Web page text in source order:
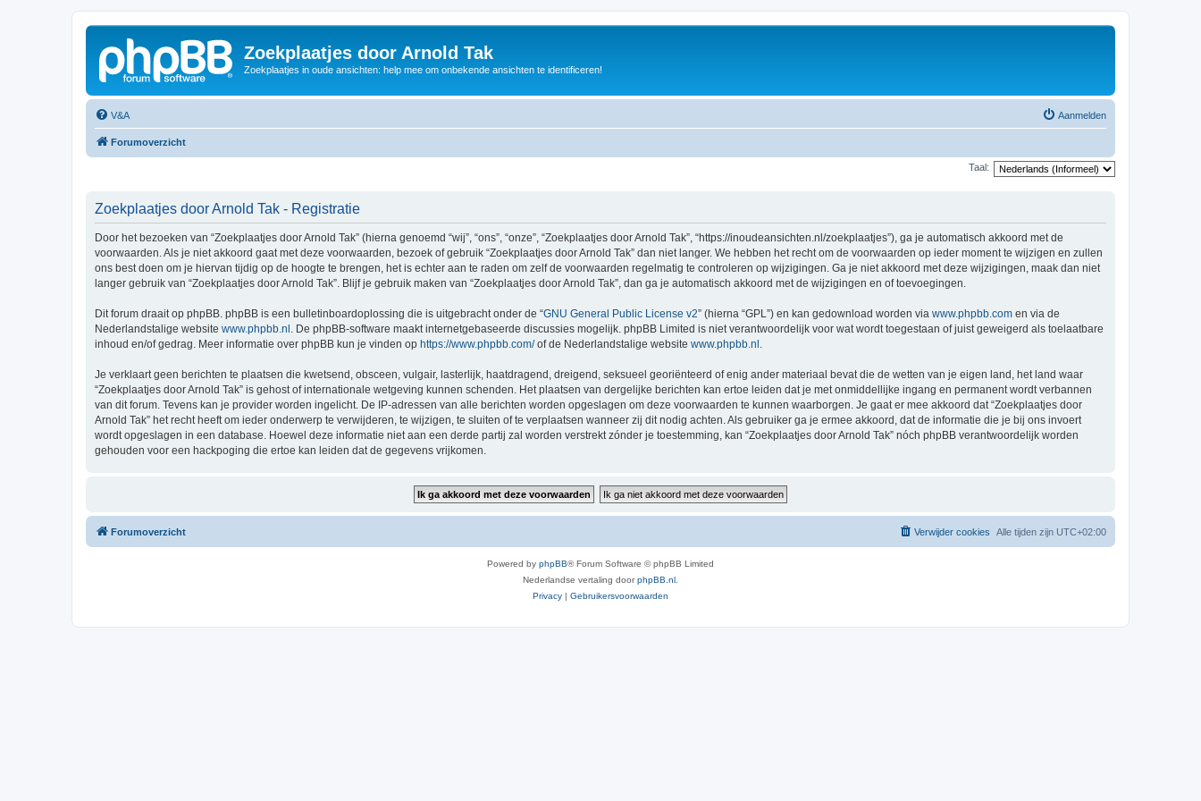
Zoekplaatjes door Arnold Tak
Zoekplaatjes in oude ansichten: help mee om onbekende ansichten te identificeren!
V&A Aanmelden
Forumoverzicht
Taal:
Zoekplaatjes door Arnold Tak - Registratie
Door het bezoeken van “Zoekplaatjes door Arnold Tak” (hierna genoemd “wij”, “ons”, “onze”, “Zoekplaatjes door Arnold Tak”, “https://inoudeansichten.nl/zoekplaatjes”), ga je automatisch akkoord met de
voorwaarden. Als je niet akkoord gaat met deze voorwaarden, bezoek of gebruik “Zoekplaatjes door Arnold Tak” dan niet langer. We hebben het recht om de voorwaarden op ieder moment te wijzigen en zullen
ons best doen om je hiervan tijdig op de hoogte te brengen, het is echter aan te raden om zelf de voorwaarden regelmatig te controleren op wijzigingen. Ga je niet akkoord met deze wijzigingen, maak dan niet
langer gebruik van “Zoekplaatjes door Arnold Tak”. Blijf je gebruik maken van “Zoekplaatjes door Arnold Tak”, dan ga je automatisch akkoord met de wijzigingen en of toevoegingen.
Dit forum draait op phpBB. phpBB is een bulletinboardoplossing die is uitgebracht onder de “GNU General Public License v2” (hierna “GPL”) en kan gedownload worden via www.phpbb.com en via de
Nederlandstalige website www.phpbb.nl . De phpBB-software maakt internetgebaseerde discussies mogelijk. phpBB Limited is niet verantwoordelijk voor wat wordt toegestaan of juist geweigerd als toelaatbare
inhoud en/of gedrag. Meer informatie over phpBB kun je vinden op https://www.phpbb.com/of de Nederlandstalige website www.phpbb.nl .
Je verklaart geen berichten te plaatsen die kwetsend, obsceen, vulgair, lasterlijk, haatdragend, dreigend, seksueel georiënteerd of enig ander materiaal bevat die de wetten van je eigen land, het land waar
“Zoekplaatjes door Arnold Tak” is gehost of internationale wetgeving kunnen schenden. Het plaatsen van dergelijke berichten kan ertoe leiden dat je met onmiddellijke ingang en permanent wordt verbannen
van dit forum. Tevens kan je provider worden ingelicht. De IP-adressen van alle berichten worden opgeslagen om deze voorwaarden te kunnen waarborgen. Je gaat er mee akkoord dat “Zoekplaatjes door
Arnold Tak” het recht heeft om ieder onderwerp te verwijderen, te wijzigen, te sluiten of te verplaatsen wanneer zij dit nodig achten. Als gebruiker ga je ermee akkoord, dat de informatie die je bij ons invoert
wordt opgeslagen in een database. Hoewel deze informatie niet aan een derde partij zal worden verstrekt zónder je toestemming, kan “Zoekplaatjes door Arnold Tak” nóch phpBB verantwoordelijk worden
gehouden voor een hackpoging die ertoe kan leiden dat de gegevens vrijkomen.
Forumoverzicht Alle tijden zijn UTC+02:00
Verwijder cookies
Powered by phpBB® Forum Software © phpBB Limited
Nederlandse vertaling doorphpBB.nl
Privacy | Gebruikersvoorwaarden